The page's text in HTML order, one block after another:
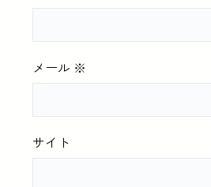
メール ※
サイト